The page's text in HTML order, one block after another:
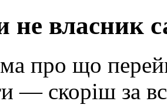
власник
про що
— скоріш за